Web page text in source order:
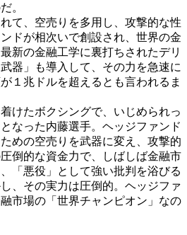
。
て、空売りを多用し、攻撃的な性
ドが相次いで創設され、世界の金
新の金融工学に裏打ちされたデリ
器」も導入して、その力を急速に
１兆ドルを超えるとも言われるま
けたボクシングで、いじめられっ
なった内藤選手。ヘッジファンド
めの空売りを武器に変え、攻撃的
倒的な資金力で、しばしば金融市
「悪役」として強い批判を浴びる
、その実力は圧倒的。ヘッジファ
市場の「世界チャンピオン」なの